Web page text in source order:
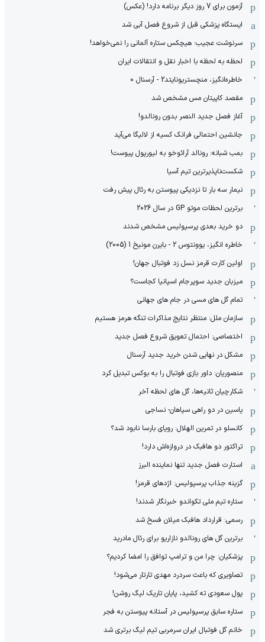
آزمون برای 7 روز دیگر برنامه دارد! (عکس)
ایستگاه پزشکی قبل از شروع فصل آبی شد
سرنوشت عجیب: هیچکس ستاره آلمانی را نمی‌خواهد!
لحظه به لحظه با اخبار نقل و انتقالات ایران
خاطره‌انگیز، منچستریونایتد2 - آرسنال 0
مقصد کاپیتان مس مشخص شد
آغاز فصل جدید النصر بدون رونالدو!
جانشین احتمالی فرانک کسیه از لالیگا می‌آید
بمب شبانه: رونالد آرائوخو به لیورپول پیوست!
شکست‌ناپذیرترین تیم آسیا
نیمار سه بار تا نزدیکی پیوستن به رئال پیش رفت
برترین لحظات موتو GP در سال 2026
دو خرید بعدی پرسپولیس مشخص شدند
خاطره انگیز، یوونتوس 2 - بایرن مونیخ 1 (2005)
اولین کارت قرمز نسل زد فوتبال جهان!
میزبان جدید سوپرجام اسپانیا کجاست؟
تمام گل های مسی در جام های جهانی
سازمان ملل: منتظر نتایج مذاکرات تنگه هرمز هستیم
اختصاصی: احتمال تعویق شروع فصل جدید
مشکل در نهایی شدن خرید جدید آرسنال
منصوریان: داور بازی فوتبال را به بوکس تبدیل کرد
شکارچیان ثانیه‌ها، گل های لحظه آخر
یاسین در دو راهی سپاهان- نساجی
کانسلو در تمرین الهلال: رویای بارسا نابود شد؟
تراکتور دو هافبک در دروازه‌اش دارد!
استارت فصل جدید تنها نماینده البرز
گزینه جذاب پرسپولیس: اژدهای قرمز!
ستاره تیم ملی تکواندو خبرنگار شدند!
رسمی: قرارداد هافبک میلان فسخ شد
برترین گل های رونالدو نازاریو برای رئال مادرید
پزشکیان: چرا من و ترامپ توافق را امضا کردیم؟
تصاویری که باعث سردرد مهدی تارتار می‌شود!
پول سعودی ته کشید، پایان تاریک لیگ روشن!
ستاره سابق پرسپولیس در آستانه پیوستن به فجر
خانم گل فوتبال ایران سرمربی تیم لیگ برتری شد